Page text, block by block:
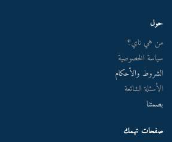
حول
من هي ناي؟
سياسة الخصوصية
الشروط والأحكام
الأسئلة الشائعة
بصمتنا
صفحات تهمك